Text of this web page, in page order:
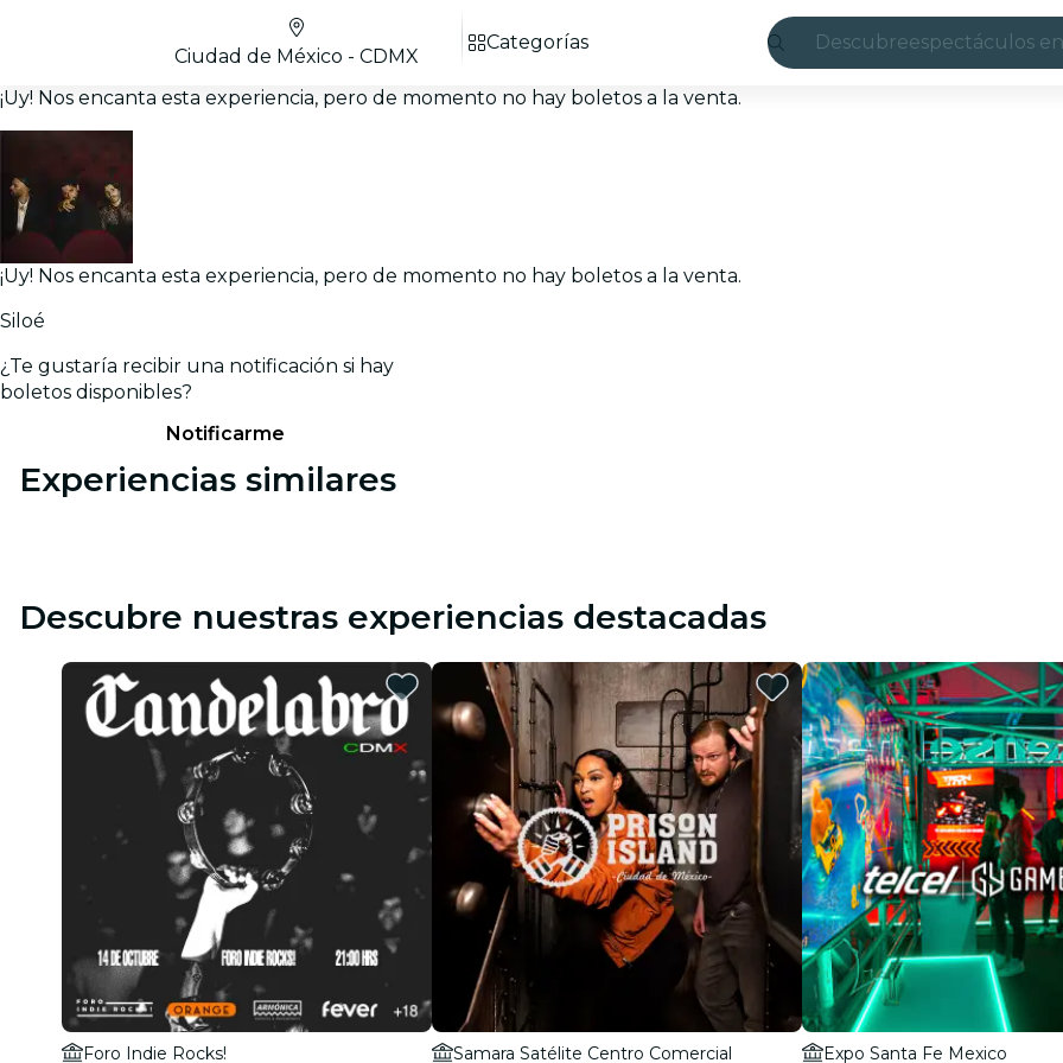
Descubreespectáculos
Ciudad de México - CDMX
Categorías
¡Uy! Nos encanta esta experiencia, pero de momento no hay boletos a la venta.
¡Uy! Nos encanta esta experiencia, pero de momento no hay boletos a la venta.
Siloé
¿Te gustaría recibir una notificación si hay
boletos disponibles?
Notificarme
Experiencias similares
Descubre nuestras experiencias destacadas
Foro Indie Rocks! Samara Satélite Centro Comercial Expo Santa Fe Mexico